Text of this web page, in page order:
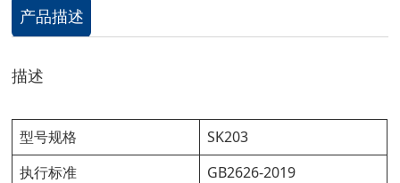
产品描述
描述
型号规格
SK203
执行标准
GB2626-2019